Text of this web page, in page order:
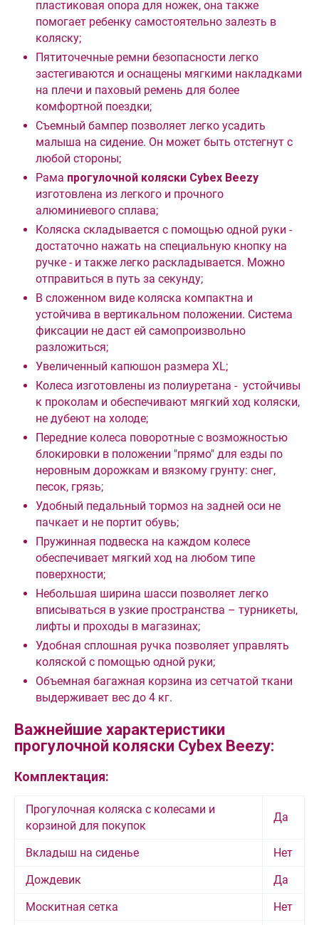
пластиковая опора для ножек, она также
помогает ребенку самостоятельно залезть в
коляску;
Пятиточечные ремни безопасности легко
застегиваются и оснащены мягкими накладками
на плечи и паховый ремень для более
комфортной поездки;
Съемный бампер позволяет легко усадить
малыша на сидение. Он может быть отстегнут с
любой стороны;
Рама прогулочной коляски Cybex Beezy
изготовлена из легкого и прочного
алюминиевого сплава;
Коляска складывается с помощью одной руки -
достаточно нажать на специальную кнопку на
ручке - и также легко раскладывается. Можно
отправиться в путь за секунду;
В сложенном виде коляска компактна и
устойчива в вертикальном положении. Система
фиксации не даст ей самопроизвольно
разложиться;
Увеличенный капюшон размера XL;
Колеса изготовлены из полиуретана - устойчивы
к проколам и обеспечивают мягкий ход коляски,
не дубеют на холоде;
Передние колеса поворотные с возможностью
блокировки в положении "прямо" для езды по
неровным дорожкам и вязкому грунту: снег,
песок, грязь;
Удобный педальный тормоз на задней оси не
пачкает и не портит обувь;
Пружинная подвеска на каждом колесе
обеспечивает мягкий ход на любом типе
поверхности;
Небольшая ширина шасси позволяет легко
вписываться в узкие пространства – турникеты,
лифты и проходы в магазинах;
Удобная сплошная ручка позволяет управлять
коляской с помощью одной руки;
Объемная багажная корзина из сетчатой ткани
выдерживает вес до 4 кг.
Важнейшие характеристики
прогулочной коляски Cybex Beezy:
Комплектация:
Прогулочная коляска с колесами и
корзиной для покупок
Да
Вкладыш на сиденье
Нет
Дождевик
Да
Москитная сетка
Нет